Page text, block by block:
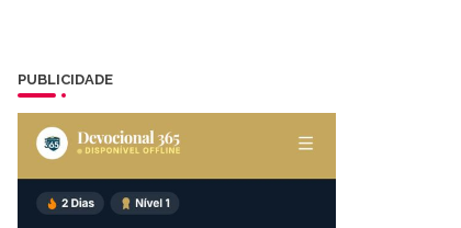
PUBLICIDADE